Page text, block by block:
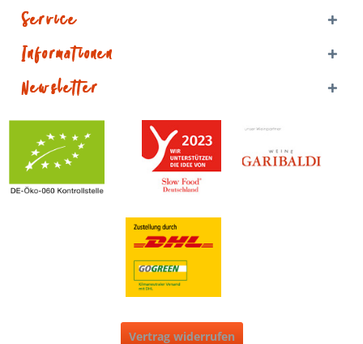
Service
Informationen
Newsletter
Vertrag widerrufen